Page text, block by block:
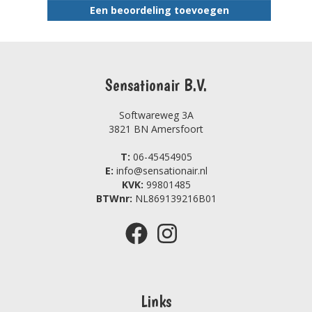
Een beoordeling toevoegen
Sensationair B.V.
Softwareweg 3A
3821 BN Amersfoort
T: 06-45454905
E: info@sensationair.nl
KVK: 99801485
BTWnr: NL869139216B01
Links